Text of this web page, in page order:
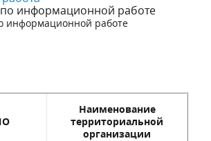
информационной работе
информационной работе
Наименование
территориальной
организации